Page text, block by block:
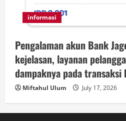
informasi
Pengalaman akun Bank
kejelasan, layanan
dampaknya pada transaksi
Miftahul Ulum July 17, 2026